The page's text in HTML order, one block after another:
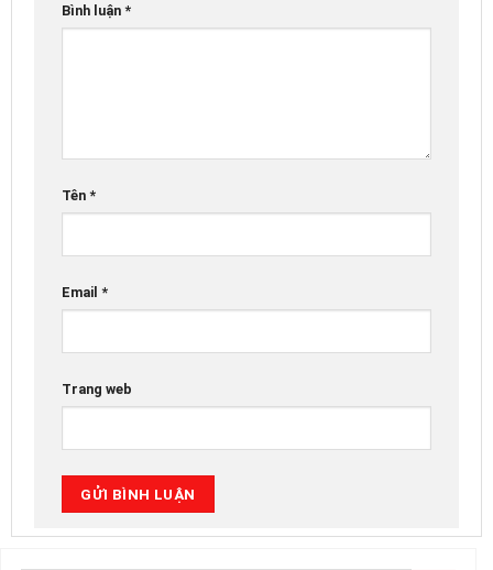
Bình luận *
Tên *
Email *
Trang web